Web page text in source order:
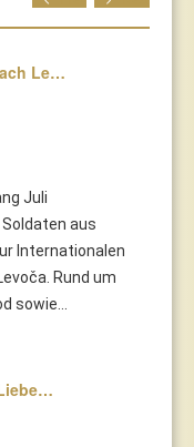
Le…
Juli
aus
Internationalen
Rund um
sowie...